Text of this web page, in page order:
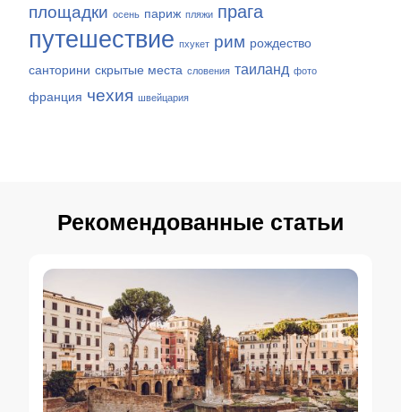
площадки осень париж пляжи прага
путешествие пхукет рим рождество
санторини скрытые места словения таиланд фото
франция чехия швейцария
Рекомендованные статьи